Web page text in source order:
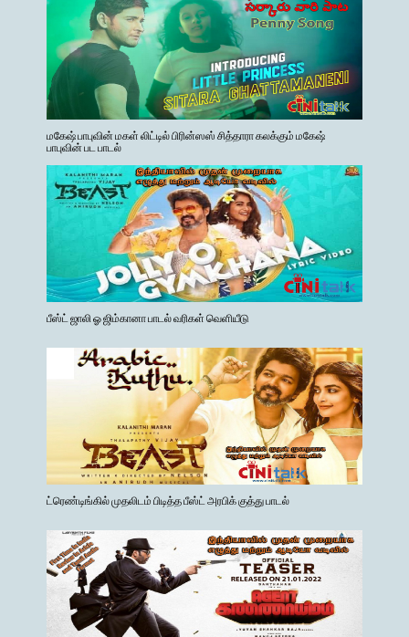
மகேஷ் பாபுவின் மகள் லிட்டில் பிரின்ஸஸ் சித்தாரா கலக்கும் மகேஷ்
பாபுவின் பட பாடல்
பீஸ்ட் ஜாலி ஓ ஜிம்கானா பாடல் வரிகள் வெளியீடு
ட்ரெண்டிங்கில் முதலிடம் பிடித்த பீஸ்ட் அரபிக் குத்து பாடல்